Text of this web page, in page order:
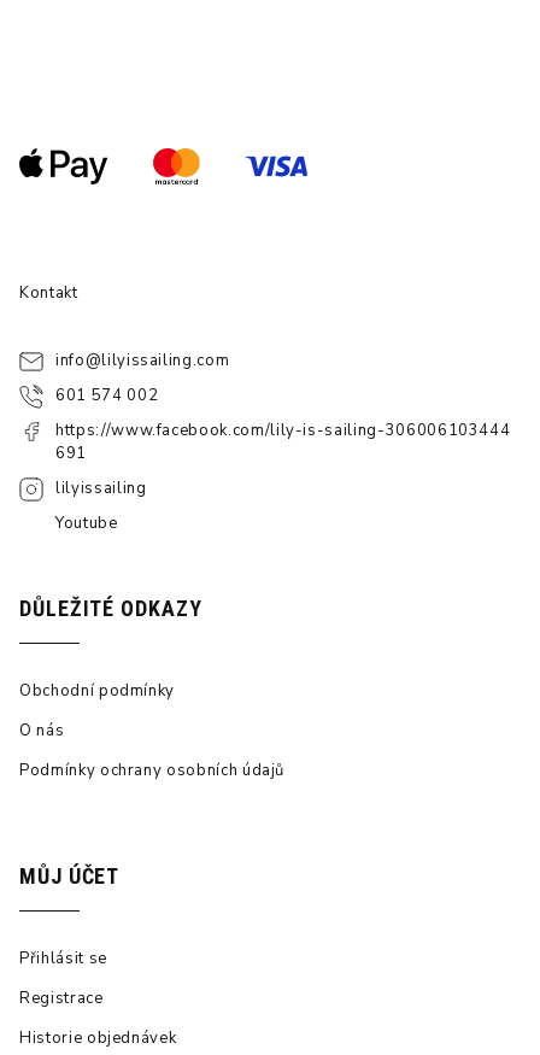
Kontakt
info@lilyissailing.com
601 574 002
https://www.facebook.com/lily-is-sailing-306006103444
691
lilyissailing
Youtube
DŮLEŽITÉ ODKAZY
Obchodní podmínky
O nás
Podmínky ochrany osobních údajů
MŮJ ÚČET
Přihlásit se
Registrace
Historie objednávek